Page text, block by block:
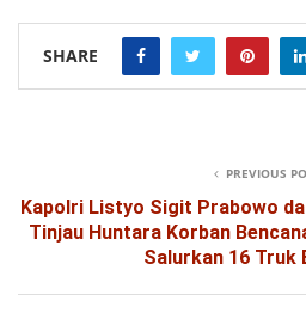
SHARE
PREVIOUS
Kapolri Listyo Sigit Prabowo
Tinjau Huntara Korban
Salurkan 16 Truk